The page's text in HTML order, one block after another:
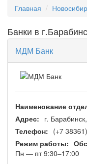
Главная
Банки в
МДМ Банк
Наименование
Адрес: г.
Телефон: (+7
Режим работы:
Пн — пт 9:30–17:00